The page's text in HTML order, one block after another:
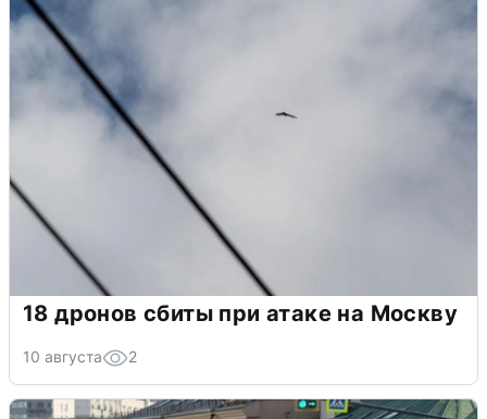
18 дронов сбиты при атаке на Москву
10 августа 2